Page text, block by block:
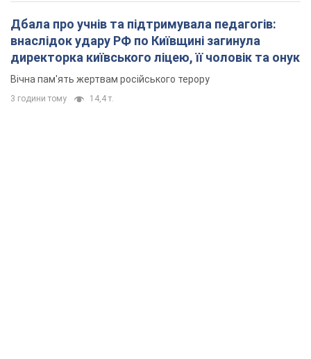
Дбала про учнів та підтримувала педагогів:
внаслідок удару РФ по Київщині загинула
директорка київського ліцею, її чоловік та онук
Вічна пам'ять жертвам російського терору
3 години тому 14,4 т.